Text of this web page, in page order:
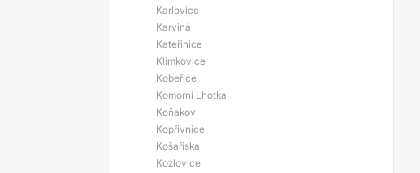
Karlovice
Karviná
Kateřinice
Klimkovice
Kobeřice
Komorní Lhotka
Koňakov
Kopřivnice
Košařiska
Kozlovice